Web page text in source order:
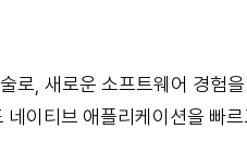
로, 새로운 소프트웨어 경험
이티브 애플리케이션을 빠